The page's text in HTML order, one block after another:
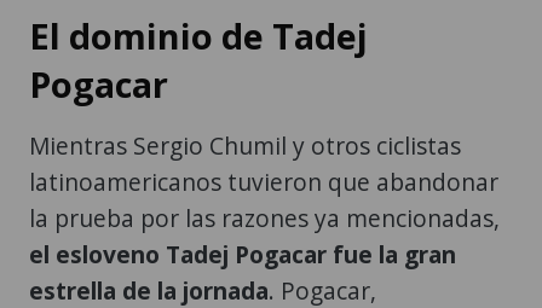
El dominio de Tadej
Pogacar
Mientras Sergio Chumil y otros ciclistas
latinoamericanos tuvieron que abandonar
la prueba por las razones ya mencionadas,
el esloveno Tadej Pogacar fue la gran
estrella de la jornada. Pogacar,